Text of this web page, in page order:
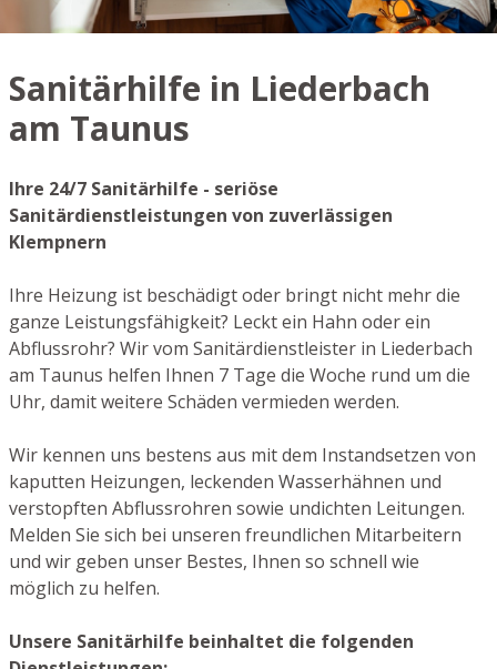
Sanitärhilfe in Liederbach
am Taunus
Ihre 24/7 Sanitärhilfe - seriöse
Sanitärdienstleistungen von zuverlässigen
Klempnern
Ihre Heizung ist beschädigt oder bringt nicht mehr die
ganze Leistungsfähigkeit? Leckt ein Hahn oder ein
Abflussrohr? Wir vom Sanitärdienstleister in Liederbach
am Taunus helfen Ihnen 7 Tage die Woche rund um die
Uhr, damit weitere Schäden vermieden werden.
Wir kennen uns bestens aus mit dem Instandsetzen von
kaputten Heizungen, leckenden Wasserhähnen und
verstopften Abflussrohren sowie undichten Leitungen.
Melden Sie sich bei unseren freundlichen Mitarbeitern
und wir geben unser Bestes, Ihnen so schnell wie
möglich zu helfen.
Unsere Sanitärhilfe beinhaltet die folgenden